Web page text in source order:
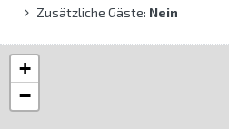
Zusätzliche Gäste: Nein
+
−